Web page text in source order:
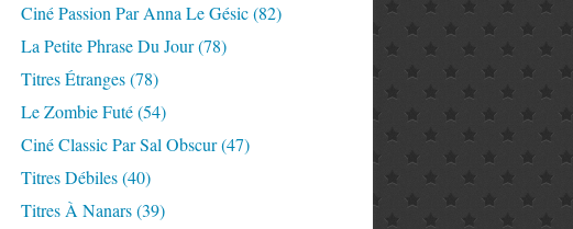
Ciné Passion Par Anna Le Gésic(82)
La Petite Phrase Du Jour(78)
Titres Étranges(78)
Le Zombie Futé(54)
Ciné Classic Par Sal Obscur(47)
Titres Débiles(40)
Titres À Nanars(39)